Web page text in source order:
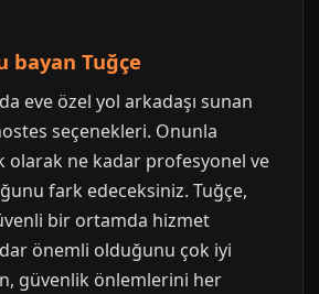
bayan Tuğçe
eve özel yol arkadaşı sunan
seçenekleri. Onunla
olarak ne kadar profesyonel ve
fark edeceksiniz. Tuğçe,
bir ortamda hizmet
önemli olduğunu çok iyi
güvenlik önlemlerini her